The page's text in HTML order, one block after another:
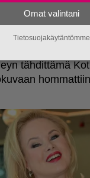
Omat valintani
Tietosuojakäytäntömme